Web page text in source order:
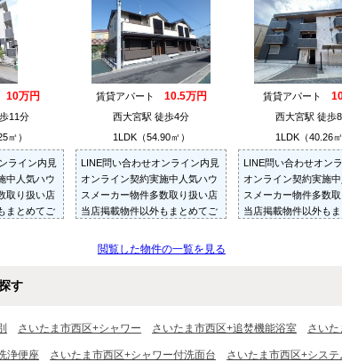
10万円
11分
㎡）
ライン内見
中人気ハウ
取り扱い店
まとめてご
賃貸アパート 10.5万円
西大宮駅 徒歩4分
1LDK（54.90㎡）
LINE問い合わせオンライン内見
オンライン契約実施中人気ハウ
スメーカー物件多数取り扱い店
当店掲載物件以外もまとめてご
お部屋を多数ご紹介させていた
賃貸アパート
西大宮駅 徒歩
1LDK（40.26㎡
LINE問い合わせオン
オンライン契約実施
スメーカー物件多数
当店掲載物件以外も
閲覧した物件の一覧を見る
す
さいたま市西区+シャワー さいたま市西区+追焚機能浴室 さい
浄便座 さいたま市西区+シャワー付洗面台 さいたま市西区+システ